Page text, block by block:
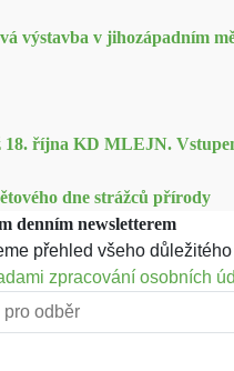
výstavba v jihozápadním
18. října KD MLEJN.
dne strážců přírody
denním newsletterem
přehled všeho
zpracování osobních